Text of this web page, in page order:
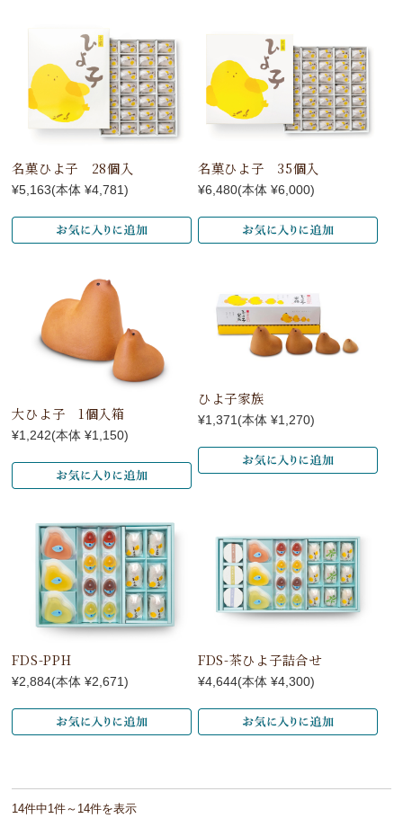
名菓ひよ子 28個入
¥5,163(本体 ¥4,781)
名菓ひよ子 35個入
¥6,480(本体 ¥6,000)
大ひよ子 1個入箱
¥1,242(本体 ¥1,150)
ひよ子家族
¥1,371 (本体 ¥1,270)
FDS-PPH
¥2,884(本体 ¥2,671)
FDS-茶ひよ子詰合せ
¥4,644(本体 ¥4,300)
14件中1件～14件を表示